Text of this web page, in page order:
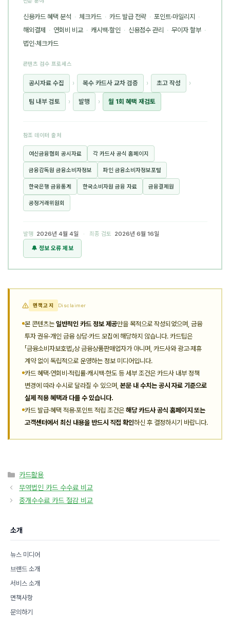
신용카드 혜택 분석 · 체크카드 · 카드 발급 전략 · 포인트·마일리지 ·
해외결제 · 연회비 비교 · 캐시백·할인 · 신용점수 관리 · 무이자 할부 ·
법인·체크카드
콘텐츠 검수 프로세스
공시자료 수집 › 복수 카드사 교차 검증 › 초고 작성 ›
팀 내부 검토 › 발행 › 월 1회 혜택 재검토
참조 데이터 출처
여신금융협회 공시자료 각 카드사 공식 홈페이지
금융감독원 금융소비자정보 파인 금융소비자정보포털
한국은행 금융통계 한국소비자원 금융 자료 금융결제원
공정거래위원회
발행 2026년 4월 4일 · 최종 검토
2026년 6월 16일
🔔 정보 오류 제보
면책고지 Disclaimer
본 콘텐츠는 일반적인 카드 정보 제공만을 목적으로 작성되었으며, 금융
투자 권유·개인 금융 상담·카드 모집에 해당하지 않습니다. 카드팁은
「금융소비자보호법」상 금융상품판매업자가 아니며, 카드사와 광고·제휴
계약 없이 독립적으로 운영하는 정보 미디어입니다.
카드 혜택·연회비·적립률·캐시백·한도 등 세부 조건은 카드사 내부 정책
변경에 따라 수시로 달라질 수 있으며,본문 내 수치는 공시 자료 기준으로
실제 적용 혜택과 다를 수 있습니다.
카드 발급·혜택 적용·포인트 적립 조건은 해당 카드사 공식 홈페이지 또는
고객센터에서 최신 내용을 반드시 직접 확인하신 후 결정하시기 바랍니다.
카
테
리
카드활용
무역법인 카드 수수료 비교
중개수수료 카드 절감 비교
소개
뉴스 미디어
브랜드 소개
서비스 소개
면책사항
문의하기